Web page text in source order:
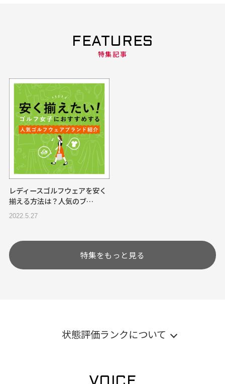
FEATURES
特集記事
レディースゴルフウェアを安く
揃える方法は？人気のブ…
2022.5.27
特集をもっと見る
状態評価ランクについて